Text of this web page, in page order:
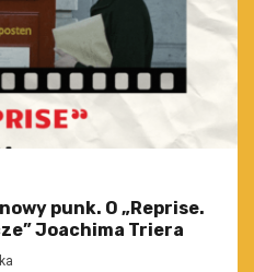
punk. O „Reprise.
Joachima Triera